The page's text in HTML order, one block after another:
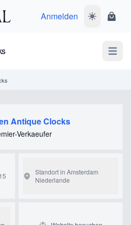
Anmelden
Open
Antique Clocks
Verkaeufer
Standort in Amsterdam
Niederlande